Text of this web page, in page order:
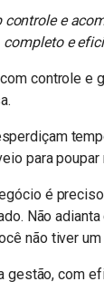
controle e
completo e
controle e
para
é
Não
não tiver
gestão, com